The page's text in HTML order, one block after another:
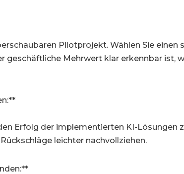
Pilotprojekt. Wählen Sie einen
geschäftliche Mehrwert klar erkennbar ist,
Erfolg der implementierten KI-Lösungen
leichter nachvollziehen.